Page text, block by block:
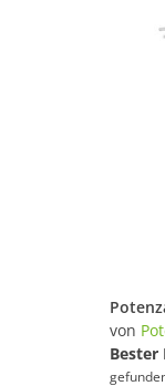
von
Bester